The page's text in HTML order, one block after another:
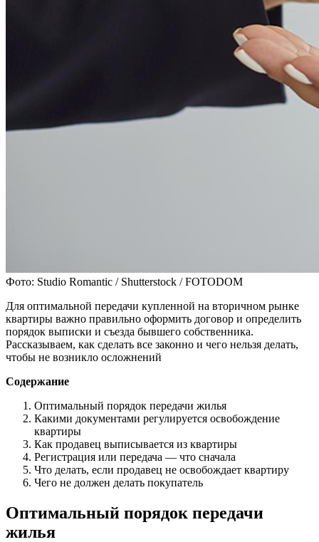
Фото: Studio Romantic / Shutterstock / FOTODOM
Для оптимальной передачи купленной на вторичном рынке
квартиры важно правильно оформить договор и определить
порядок выписки и съезда бывшего собственника.
Рассказываем, как сделать все законно и чего нельзя делать,
чтобы не возникло осложнений
Содержание
Оптимальный порядок передачи жилья
Какими документами регулируется освобождение
квартиры
Как продавец выписывается из квартиры
Регистрация или передача — что сначала
Что делать, если продавец не освобождает квартиру
Чего не должен делать покупатель
Оптимальный порядок передачи
жилья